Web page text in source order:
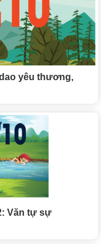
yêu thương,
Văn tự sự